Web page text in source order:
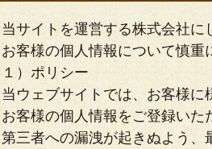
当サイトを運営する株式会社
お客様の個人情報について慎重
１）ポリシー
当ウェブサイトでは、お客様
お客様の個人情報をご登録いた
第三者への漏洩が起きぬよう、